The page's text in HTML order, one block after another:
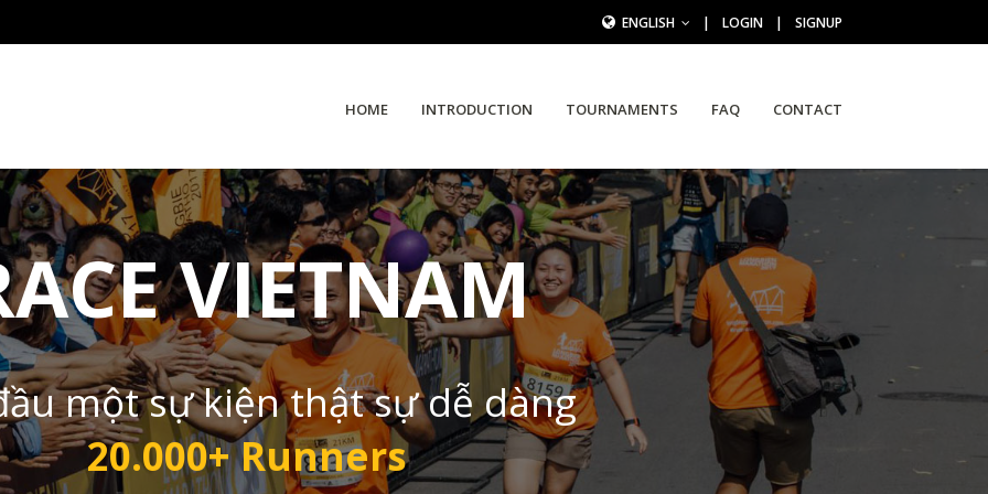
ENGLISH | LOGIN | SIGNUP
HOME INTRODUCTION TOURNAMENTS FAQ CONTACT
VIETNAM
một sự kiện thật sự dễ dàng
20.000+ Runners